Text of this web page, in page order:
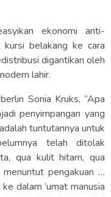
ekonomi anti-
belakang ke cara
digantikan oleh
lahir.
Sonia Kruks, “Apa
penyimpangan yang
tuntutannya untuk
telah ditolak
qua kulit hitam, qua
pengakuan …
dalam ‘umat manusia